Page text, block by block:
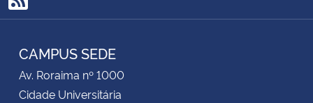
Advocacia-Geral da União
Banco Central do Brasil
Planalto
RSS
CAMPUS SEDE
Av. Roraima nº 1000
Cidade Universitária